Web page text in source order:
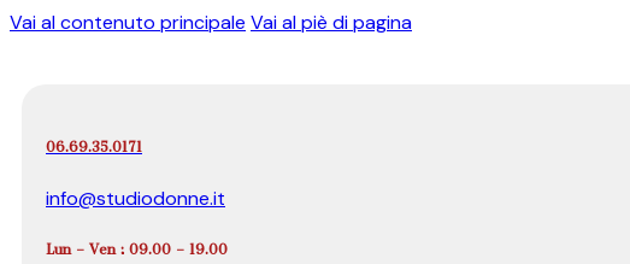
Vai al contenuto principale Vai al piè di pagina
06.69.35.0171
info@studiodonne.it
Lun – Ven : 09.00 – 19.00